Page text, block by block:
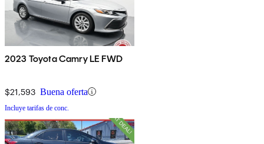
2023 Toyota Camry LE FWD
$21,593 Buena oferta
Incluye tarifas de conc.